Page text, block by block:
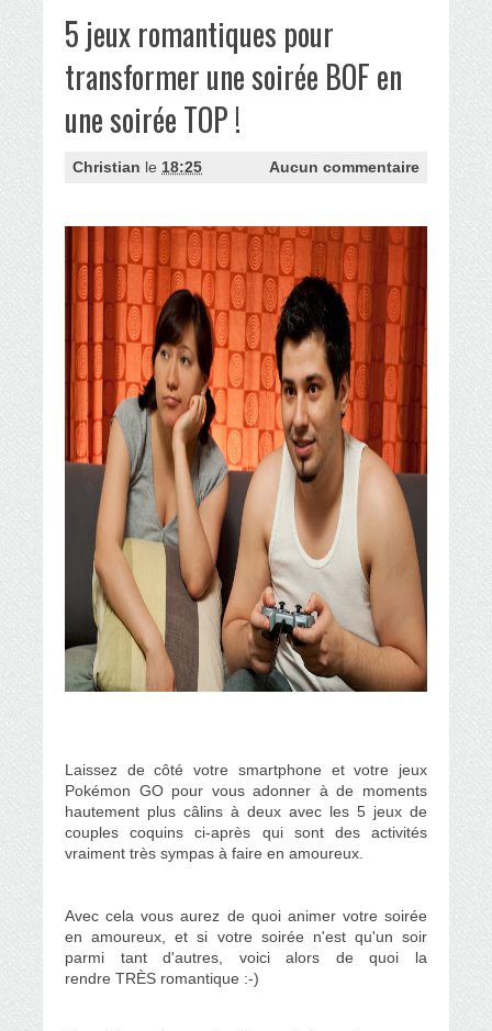
5 jeux romantiques pour
transformer une soirée BOF en
une soirée TOP !
Christian le 18:25 Aucun commentaire
Laissez de côté votre smartphone et votre jeux
Pokémon GO pour vous adonner à de moments
hautement plus câlins à deux avec les 5 jeux de
couples coquinsci-après qui sont des activités
vraiment très sympas à faire en amoureux.
Avec cela vous aurez de quoi animer votre soirée
en amoureux, et si votre soirée n'est qu'un soir
parmi tant d'autres, voici alors de quoi la
rendre TRÈS romantique :-)